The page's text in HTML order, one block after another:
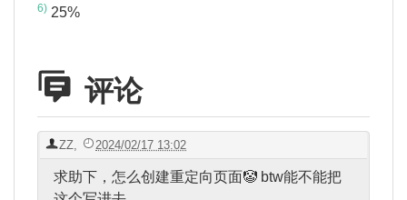
6) 25%
评论
ZZ 2024/02/17 13:02
求助下，怎么创建重定向页面🤡 btw能不能把